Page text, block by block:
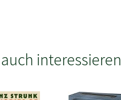
interessieren